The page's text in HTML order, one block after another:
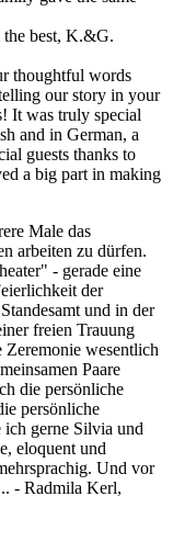
best, K.&G.
thoughtful words
our story in your
It was truly special
and in German, a
guests thanks to
a big part in making
Male das
arbeiten zu dürfen.
- gerade eine
der
und in der
freien Trauung
Zeremonie wesentlich
Paare
die persönliche
persönliche
ich gerne Silvia und
eloquent und
Und vor
- Radmila Kerl,